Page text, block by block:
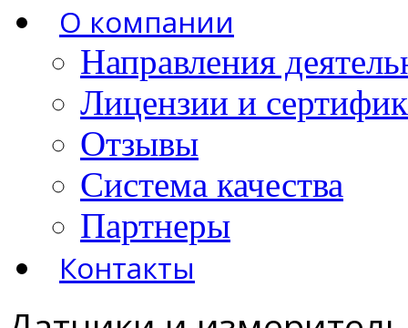
О компании
Направления
Лицензии и
Отзывы
Система качества
Партнеры
Контакты